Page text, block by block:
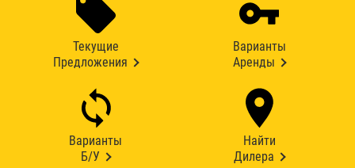
Текущие
Предложения
Варианты
Аренды
Варианты
Б/У
Найти
Дилера